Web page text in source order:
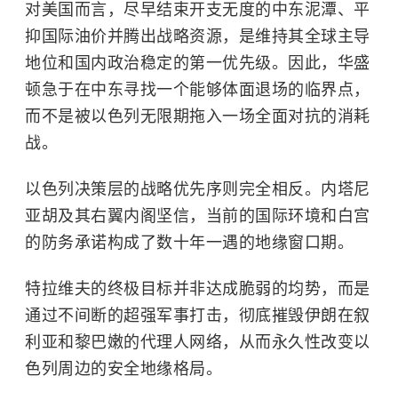
对美国而言，尽早结束开支无度的中东泥潭、平
抑国际油价并腾出战略资源，是维持其全球主导
地位和国内政治稳定的第一优先级。因此，华盛
顿急于在中东寻找一个能够体面退场的临界点，
而不是被以色列无限期拖入一场全面对抗的消耗
战。
以色列决策层的战略优先序则完全相反。内塔尼
亚胡及其右翼内阁坚信，当前的国际环境和白宫
的防务承诺构成了数十年一遇的地缘窗口期。
特拉维夫的终极目标并非达成脆弱的均势，而是
通过不间断的超强军事打击，彻底摧毁伊朗在叙
利亚和黎巴嫩的代理人网络，从而永久性改变以
色列周边的安全地缘格局。